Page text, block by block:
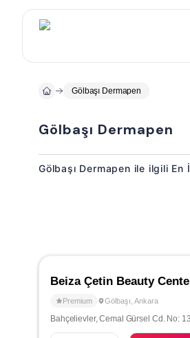
Gölbaşı Dermapen
Gölbaşı Dermapen
Gölbaşı Dermapen ile ilgili
Beiza Çetin Beauty
Premium Gölbaşı Ankara
Bahçelievler, Cemal Gürsel Cd. No: